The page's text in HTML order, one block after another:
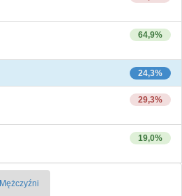
64,9%
24,3%
29,3%
19,0%
Mężczyźni